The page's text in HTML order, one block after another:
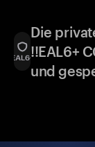
Die
!!EAL6+
und